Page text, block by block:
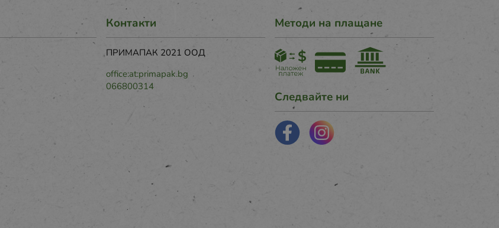
Контакти
ПРИМАПАК 2021 ООД
office:at:primapak.bg
066800314
Методи на плащане
Следвайте ни